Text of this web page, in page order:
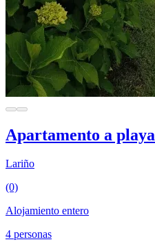
Apartamento a
Lariño
(0)
Alojamiento entero
4 personas